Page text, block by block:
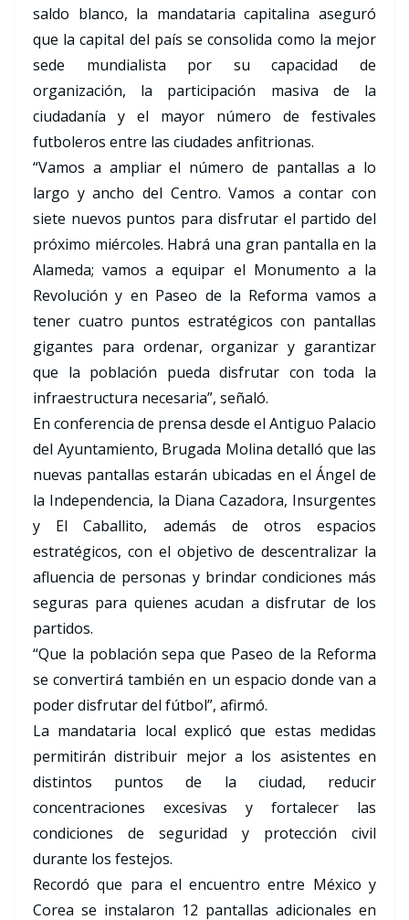
saldo blanco, la mandataria capitalina aseguró
que la capital del país se consolida como la mejor
sede mundialista por su capacidad de
organización, la participación masiva de la
ciudadanía y el mayor número de festivales
futboleros entre las ciudades anfitrionas.
“Vamos a ampliar el número de pantallas a lo
largo y ancho del Centro. Vamos a contar con
siete nuevos puntos para disfrutar el partido del
próximo miércoles. Habrá una gran pantalla en la
Alameda; vamos a equipar el Monumento a la
Revolución y en Paseo de la Reforma vamos a
tener cuatro puntos estratégicos con pantallas
gigantes para ordenar, organizar y garantizar
que la población pueda disfrutar con toda la
infraestructura necesaria”, señaló.
En conferencia de prensa desde el Antiguo Palacio
del Ayuntamiento, Brugada Molina detalló que las
nuevas pantallas estarán ubicadas en el Ángel de
la Independencia, la Diana Cazadora, Insurgentes
y El Caballito, además de otros espacios
estratégicos, con el objetivo de descentralizar la
afluencia de personas y brindar condiciones más
seguras para quienes acudan a disfrutar de los
partidos.
“Que la población sepa que Paseo de la Reforma
se convertirá también en un espacio donde van a
poder disfrutar del fútbol”, afirmó.
La mandataria local explicó que estas medidas
permitirán distribuir mejor a los asistentes en
distintos puntos de la ciudad, reducir
concentraciones excesivas y fortalecer las
condiciones de seguridad y protección civil
durante los festejos.
Recordó que para el encuentro entre México y
Corea se instalaron 12 pantallas adicionales en